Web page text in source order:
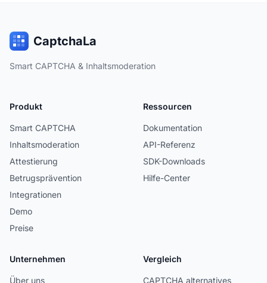
CaptchaLa
Smart CAPTCHA & Inhaltsmoderation
Produkt
Smart CAPTCHA
Inhaltsmoderation
Attestierung
Betrugsprävention
Integrationen
Demo
Preise
Ressourcen
Dokumentation
API-Referenz
SDK-Downloads
Hilfe-Center
Unternehmen
Über uns
Vergleich
CAPTCHA alternatives